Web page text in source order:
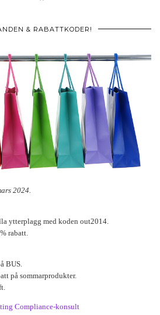
& RABATTKODER!
2024.
ytterplagg med koden out2014.
rabatt.
BUS.
på sommarprodukter.
Compliance-konsult